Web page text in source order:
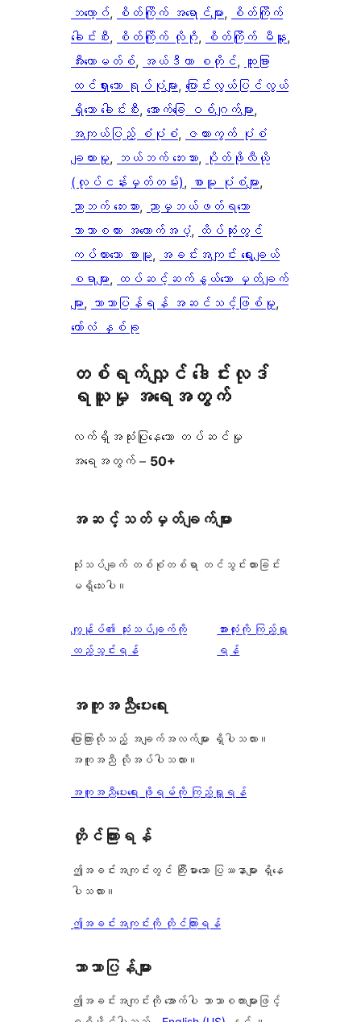
ဘလော့ဂ်, စိတ်ကြိုက် အရောင်များ,
စိတ်ကြိုက်
ခေါင်းစီး, စိတ်ကြိုက် လိုဂို, စိတ်ကြိုက် မီနူး
အီးကောမတ်စ်, အယ်ဒီတာ စတိုင်, ထူးခြား
ထင်ရှားသော ရုပ်ပုံများ, ပြောင်းလွယ်ပြင်လွယ်
ရှိသော ခေါင်းစီး, အောက်ခြေ ဝစ်ဂျက်များ
အကျယ်ပြည့် စံပုံစံ, ဇယားကွက် ပုံစံ
ချထားမှု, ဘယ်ဘက် ဘေးဘား, ပိုတ်ဖိုလီယို
(လုပ်ငန်းမှတ်တမ်း), စာမူ ပုံစံများ
ညာဘက် ဘေးဘား, ညာမှဘယ်ဖတ်ရသော
ဘာသာစကား အထောက်အပံ့, ထိပ်ဆုံးတွင်
ကပ်ထားသော စာမူ, အခင်းအကျင်း ရွေးချယ်
စရာများ, ထပ်ဆင့်ဆက်နွယ်သော မှတ်ချက်
များ, ဘာသာပြန်ရန် အဆင်သင့်ဖြစ်မှု
ကော်လံ နှစ်ခု
တစ်ရက်လျှင် ဒေါင်းလုဒ်
ရယူမှု အရေအတွက်
လက်ရှိအသုံးပြုနေသော တပ်ဆင်မှု
အရေအတွက် – 50+
အဆင့်သတ်မှတ်ချက်များ
သုံးသပ်ချက် တစ်စုံတစ်ရာ တင်သွင်းထားခြင်း
မရှိသေးပါ။
ကျွန်ုပ်၏ သုံးသပ်ချက်ကို
ထည့်သွင်းရန်
သုံးသပ်
ချက်
အားလုံးကို ကြည့်ရှု
ရန်
အကူအညီပေးရေး
ပြောကြားလိုသည့် အချက်အလက်များ ရှိပါသလား။
အကူအညီ လိုအပ်ပါသလား။
အကူအညီပေးရေး ဖိုရမ်ကို ကြည့်ရှုရန်
တိုင်ကြားရန်
ဤအခင်းအကျင်းတွင် ကြီးမားသော ပြဿနာများ ရှိနေ
ပါသလား။
ဤအခင်းအကျင်းကို တိုင်ကြားရန်
ဘာသာပြန်များ
ဤအခင်းအကျင်းကို အောက်ပါ ဘာသာစကားများဖြင့်